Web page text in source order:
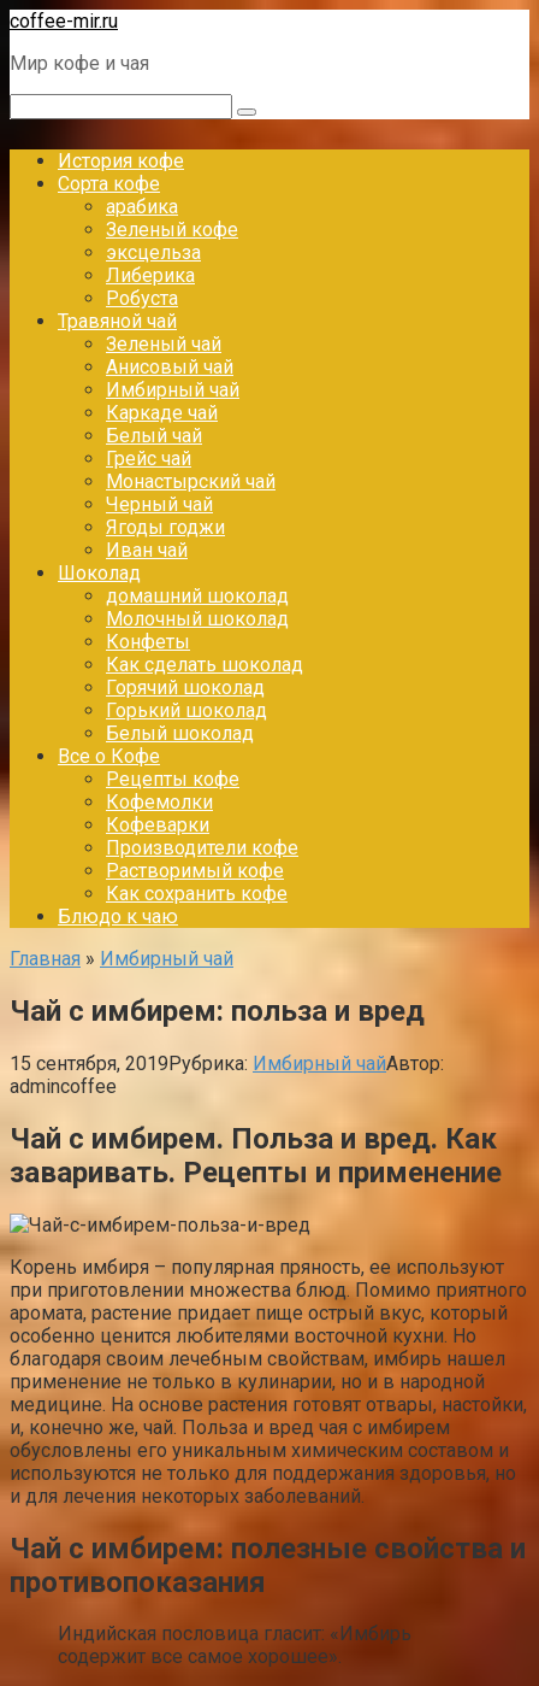
Перейти
контенту
coffee-mir.ru
Мир кофе и чая
История кофе
Сорта кофе
арабика
Зеленый кофе
эксцельза
Либерика
Робуста
Травяной чай
Зеленый чай
Анисовый чай
Имбирный чай
Каркаде чай
Белый чай
Грейс чай
Монастырский чай
Черный чай
Ягоды годжи
Иван чай
Шоколад
домашний шоколад
Молочный шоколад
Конфеты
Как сделать шоколад
Горячий шоколад
Горький шоколад
Белый шоколад
Все о Кофе
Рецепты кофе
Кофемолки
Кофеварки
Производители кофе
Растворимый кофе
Как сохранить кофе
Блюдо к чаю
Главная » Имбирный чай
Чай с имбирем: польза и вред
15 сентября, 2019Рубрика: Имбирный чайАвтор:
admincoffee
Чай с имбирем. Польза и вред. Как
заваривать. Рецепты и применение
Корень имбиря – популярная пряность, ее используют
при приготовлении множества блюд. Помимо приятного
аромата, растение придает пище острый вкус, который
особенно ценится любителями восточной кухни. Но
благодаря своим лечебным свойствам, имбирь нашел
применение не только в кулинарии, но и в народной
медицине. На основе растения готовят отвары, настойки,
и, конечно же, чай. Польза и вред чая с имбирем
обусловлены его уникальным химическим составом и
используются не только для поддержания здоровья, но
и для лечения некоторых заболеваний.
Чай с имбирем: полезные свойства и
противопоказания
Индийская пословица гласит: «Имбирь
содержит все самое хорошее».